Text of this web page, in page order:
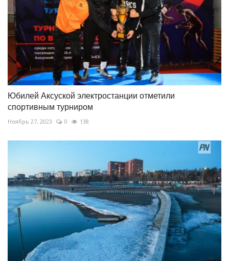
Юбилей Аксуской электростанции отметили
спортивным турниром
Ноябрь 27, 2023 0 138